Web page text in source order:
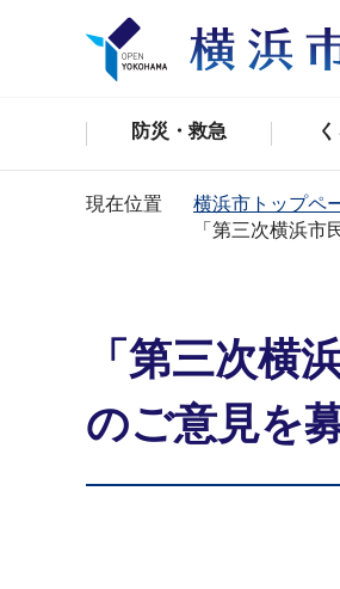
防災・救急
現在位置 横浜市トップペ
「第三次横浜
「第三次横
のご意見を